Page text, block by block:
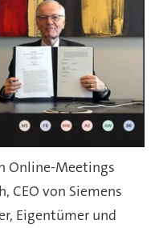
Online-Meetings
CEO von Siemens
Eigentümer und